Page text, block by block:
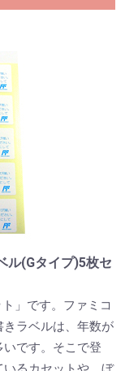
ル(Gタイプ)5枚セ
」です。ファミコ
ラベルは、年数が
です。そこで登